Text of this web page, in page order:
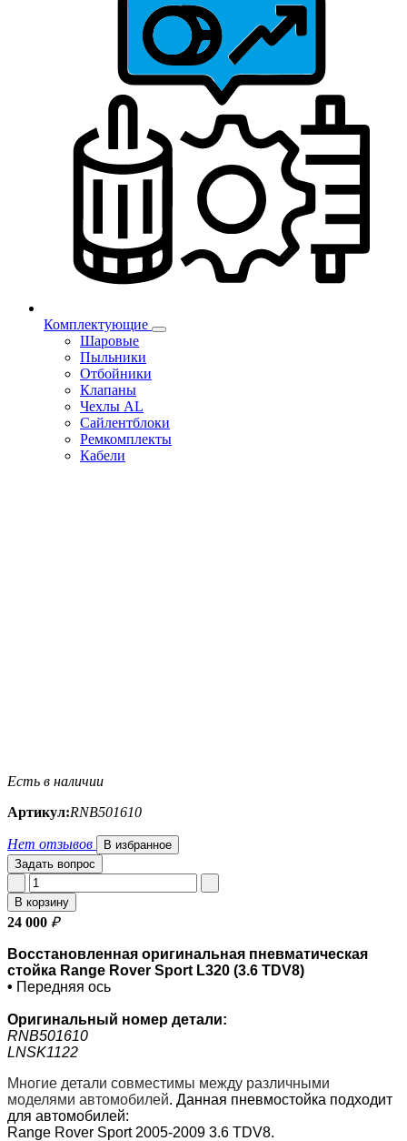
Комплектующие
Шаровые
Пыльники
Отбойники
Клапаны
Чехлы AL
Сайлентблоки
Ремкомплекты
Кабели
Есть в наличии
Артикул:RNB501610
Нет отзывов
В избранное
Задать вопрос
В корзину
24 000 ₽
Восстановленная оригинальная пневматическая
стойка Range Rover Sport L320 (3.6 TDV8)
• Передняя ось
Оригинальный номер детали:
RNB501610
LNSK1122
Многие детали совместимы между различными
моделями автомобилей. Данная пневмостойка подходит
для автомобилей:
Range Rover Sport 2005-2009 3.6 TDV8.